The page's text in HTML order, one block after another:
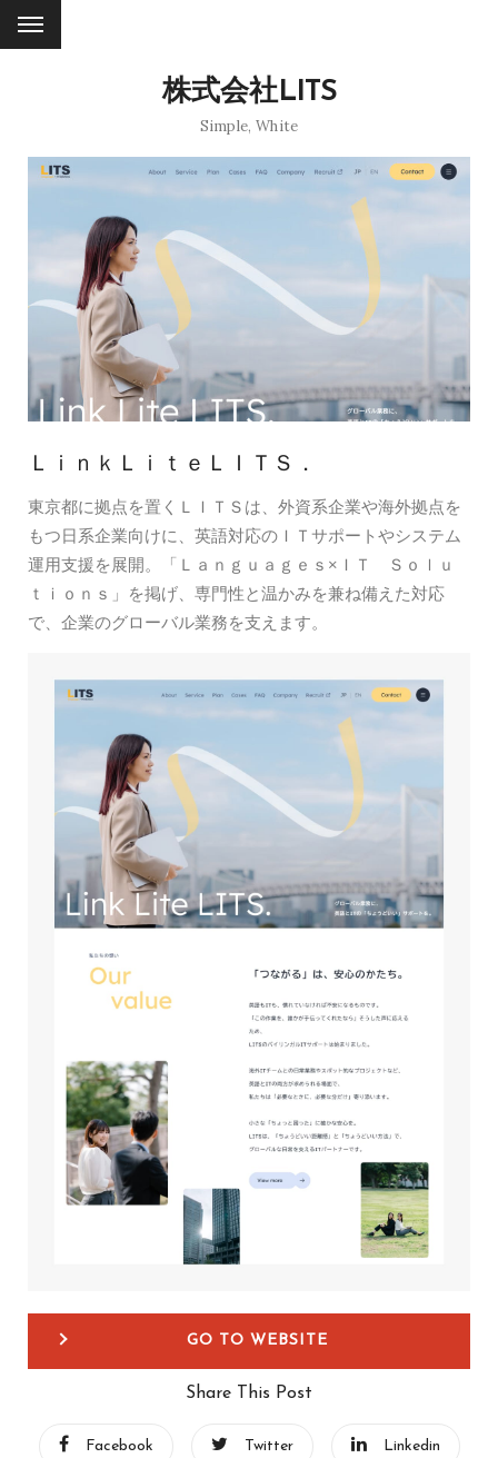
株式会社LITS
Simple, White
ＬｉｎｋＬｉｔｅＬＩＴＳ．
東京都に拠点を置くＬＩＴＳは、外資系企業や海外拠点を
もつ日系企業向けに、英語対応のＩＴサポートやシステム
運用支援を展開。「Ｌａｎｇｕａｇｅｓ×ＩＴ Ｓｏｌｕ
ｔｉｏｎｓ」を掲げ、専門性と温かみを兼ね備えた対応
で、企業のグローバル業務を支えます。
GO TO WEBSITE
Share This Post
Facebook Twitter Linkedin